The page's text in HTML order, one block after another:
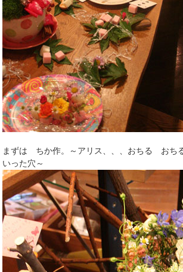
まずは ちか作。～アリス、、、おちる おち
いった穴～